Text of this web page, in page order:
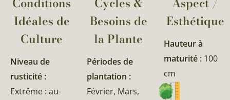
Idéales de
Culture
Niveau de
rusticité :
Extrême : au-
Besoins de
la Plante​
Périodes de
plantation :
Février, Mars,
Esthétique
Hauteur à
maturité : 100
cm